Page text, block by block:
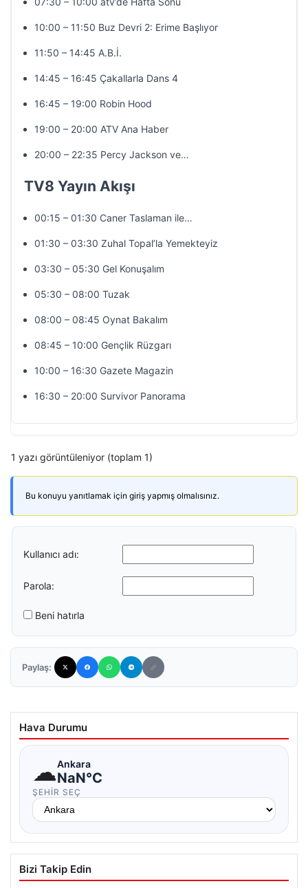
10:00 – 11:50 Buz Devri 2: Erime Başlıyor
11:50 – 14:45 A.B.İ.
14:45 – 16:45 Çakallarla Dans 4
16:45 – 19:00 Robin Hood
19:00 – 20:00 ATV Ana Haber
20:00 – 22:35 Percy Jackson ve…
TV8 Yayın Akışı
00:15 – 01:30 Caner Taslaman ile…
01:30 – 03:30 Zuhal Topal’la Yemekteyiz
03:30 – 05:30 Gel Konuşalım
05:30 – 08:00 Tuzak
08:00 – 08:45 Oynat Bakalım
08:45 – 10:00 Gençlik Rüzgarı
10:00 – 16:30 Gazete Magazin
16:30 – 20:00 Survivor Panorama
1 yazı görüntüleniyor (toplam 1)
Bu konuyu yanıtlamak için giriş yapmış olmalısınız.
Kullanıcı adı:
Parola:
Beni hatırla
Paylaş:
Hava Durumu
☁Ankara
NaN°C
ŞEHIR SEÇ
Bizi Takip Edin